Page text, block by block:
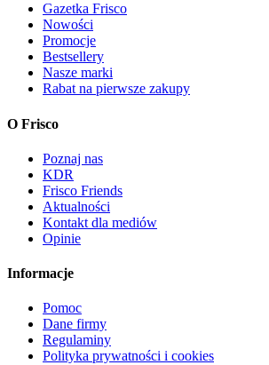
Gazetka Frisco
Nowości
Promocje
Bestsellery
Nasze marki
Rabat na pierwsze zakupy
O Frisco
Poznaj nas
KDR
Frisco Friends
Aktualności
Kontakt dla mediów
Opinie
Informacje
Pomoc
Dane firmy
Regulaminy
Polityka prywatności i cookies